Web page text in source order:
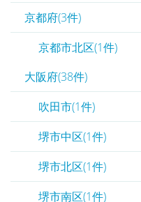
京都府(3件)
京都市北区(1件)
大阪府(38件)
吹田市(1件)
堺市中区(1件)
堺市北区(1件)
堺市南区(1件)